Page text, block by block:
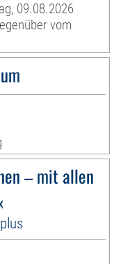
09.08.2026
vom
– mit allen